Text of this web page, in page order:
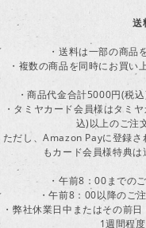
送
・送料は一部の商品
・複数の商品を同時にお買
・商品代金合計5000円(税
・タミヤカード会員様はタミ
込)以上のご注
ただし、Amazon Payに登録
もカード会員様特典は
・午前8：00までの
・午前8：00以降のご
・弊社休業日中またはその前
1週間程